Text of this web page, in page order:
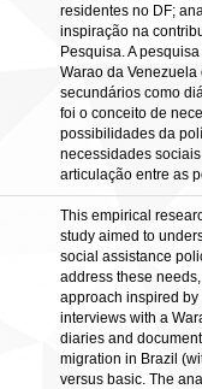
residentes no DF;
inspiração na
Pesquisa. A
Warao da
secundários como
foi o conceito de
possibilidades da
necessidades
articulação entre as
This empirical
study aimed to
social assistance
address these
approach inspired
interviews with a
diaries and
migration in Brazil
versus basic. The